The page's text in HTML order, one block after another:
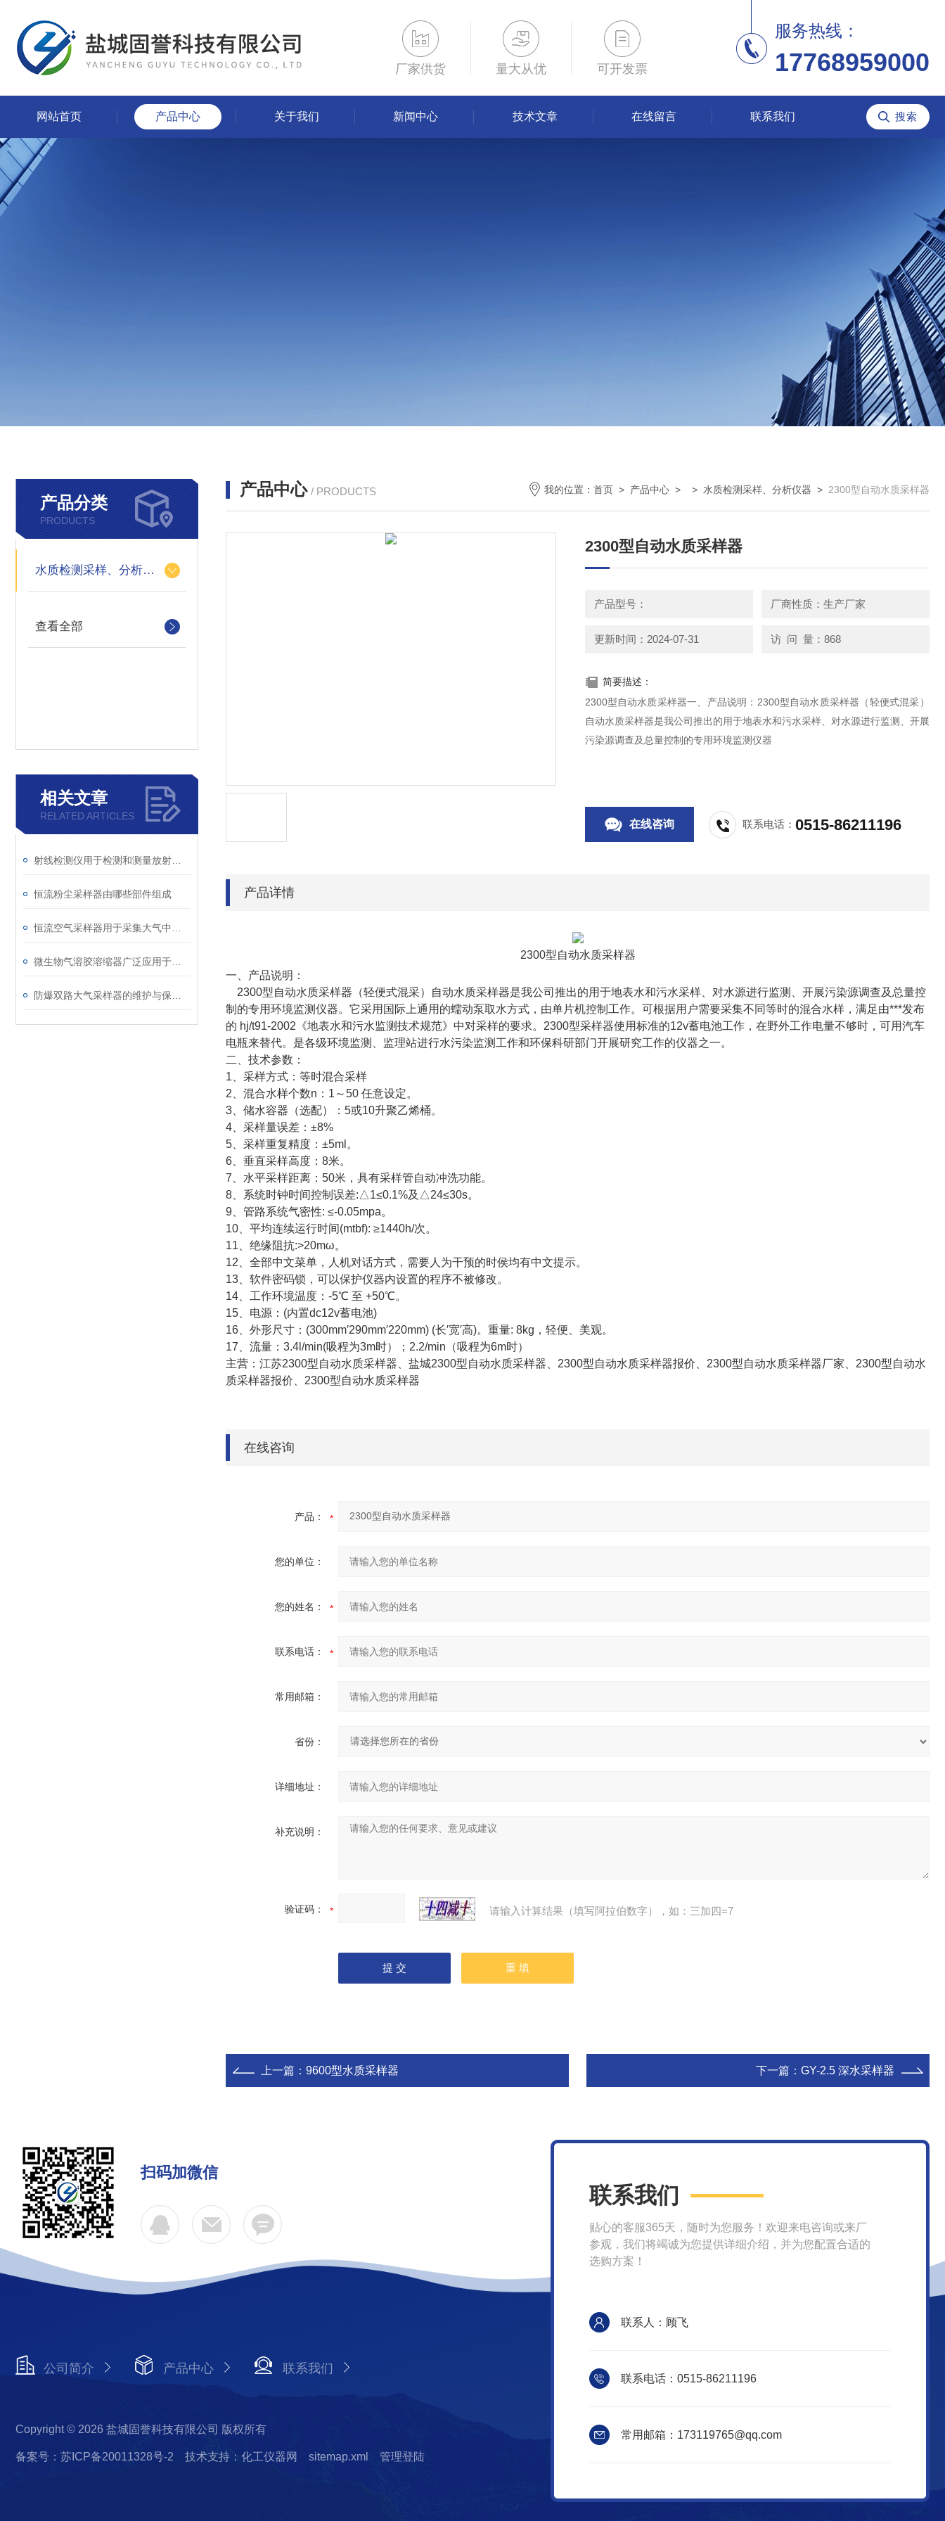
厂家供货 量大从优 可开发票
服务热线：
17768959000
网站首页 产品中心 关于我们 新闻中心 技术文章 在线留言 联系我们
产品分类
PRODUCTS
水质检测采样、分析仪器
查看全部
相关文章
RELATED ARTICLES
恒流粉尘采样器由哪些部件组成
产品中心 / PRODUCTS 我的位置： 首页 > 产品中心 > > 水质检测采样、分析仪器 > 2300型自动水质采样器
2300型自动水质采样器
产品型号： 厂商性质：生产厂家
更新时间：2024-07-31 访 问 量：868
简要描述：
2300型自动水质采样器一、产品说明：2300型自动水质采样器（轻便式混采）
自动水质采样器是我公司推出的用于地表水和污水采样、对水源进行监测、开展
污染源调查及总量控制的专用环境监测仪器
在线咨询 联系电话：0515-86211196
产品详情
2300型自动水质采样器
一、产品说明：
2300型自动水质采样器（轻便式混采）自动水质采样器是我公司推出的用于地表水和污水采样、对水源进行监测、开展污染源调查及总量控
制的专用环境监测仪器。它采用国际上通用的蠕动泵取水方式，由单片机控制工作。可根据用户需要采集不同等时的混合水样，满足由***发布
的 hj/t91-2002《地表水和污水监测技术规范》中对采样的要求。2300型采样器使用标准的12v蓄电池工作，在野外工作电量不够时，可用汽车
电瓶来替代。是各级环境监测、监理站进行水污染监测工作和环保科研部门开展研究工作的仪器之一。
二、技术参数：
1、采样方式：等时混合采样
2、混合水样个数n：1～50 任意设定。
3、储水容器（选配）：5或10升聚乙烯桶。
4、采样量误差：±8%
5、采样重复精度：±5ml。
6、垂直采样高度：8米。
7、水平采样距离：50米，具有采样管自动冲洗功能。
8、系统时钟时间控制误差:△1≤0.1%及△24≤30s。
9、管路系统气密性: ≤-0.05mpa。
10、平均连续运行时间(mtbf): ≥1440h/次。
11、绝缘阻抗:>20mω。
12、全部中文菜单，人机对话方式，需要人为干预的时侯均有中文提示。
13、软件密码锁，可以保护仪器内设置的程序不被修改。
14、工作环境温度：-5℃ 至 +50℃。
15、电源：(内置dc12v蓄电池)
16、外形尺寸：(300mm′290mm′220mm) (长′宽′高)。重量: 8kg，轻便、美观。
17、流量：3.4l/min(吸程为3m时）；2.2/min（吸程为6m时）
主营：江苏2300型自动水质采样器、盐城2300型自动水质采样器、2300型自动水质采样器报价、2300型自动水质采样器厂家、2300型自动水
质采样器报价、2300型自动水质采样器
在线咨询
产品：
您的单位：
您的姓名：
联系电话：
常用邮箱：
省份：
详细地址：
补充说明：
验证码： 请输入计算结果（填写阿拉伯数字），如：三加四=7
上一篇： 9600型水质采样器 下一篇： GY-2.5 深水采样器
扫码加微信
公司简介 产品中心 联系我们
Copyright © 2026 盐城固誉科技有限公司 版权所有
备案号：苏ICP备20011328号-2 技术支持：化工仪器网 sitemap.xml 管理登陆
联系我们
贴心的客服365天，随时为您服务！欢迎来电咨询或来厂
参观，我们将竭诚为您提供详细介绍，并为您配置合适的
选购方案！
联系人：顾飞
联系电话：0515-86211196
常用邮箱：173119765@qq.com